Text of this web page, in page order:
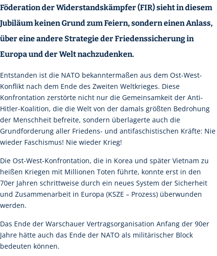
Föderation der Widerstandskämpfer (FIR) sieht in diesem
Jubiläum keinen Grund zum Feiern, sondern einen Anlass,
über eine andere Strategie der Friedenssicherung in
Europa und der Welt nachzudenken.
Entstanden ist die NATO bekanntermaßen aus dem Ost-West-
Konflikt nach dem Ende des Zweiten Weltkrieges. Diese
Konfrontation zerstörte nicht nur die Gemeinsamkeit der Anti-
Hitler-Koalition, die die Welt von der damals größten Bedrohung
der Menschheit befreite, sondern überlagerte auch die
Grundforderung aller Friedens- und antifaschistischen Kräfte: Nie
wieder Faschismus! Nie wieder Krieg!
Die Ost-West-Konfrontation, die in Korea und später Vietnam zu
heißen Kriegen mit Millionen Toten führte, konnte erst in den
70er Jahren schrittweise durch ein neues System der Sicherheit
und Zusammenarbeit in Europa (KSZE – Prozess) überwunden
werden.
Das Ende der Warschauer Vertragsorganisation Anfang der 90er
Jahre hätte auch das Ende der NATO als militärischer Block
bedeuten können.